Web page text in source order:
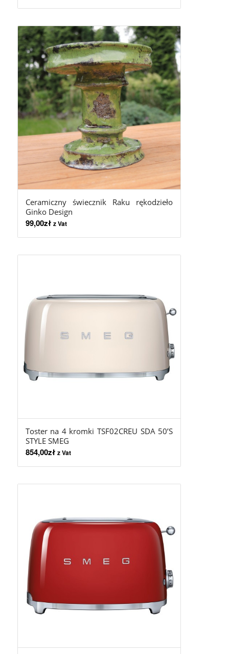
Ceramiczny świecznik Raku rękodzieło
Ginko Design
99,00zł z Vat
Toster na 4 kromki TSF02CREU SDA 50’S
STYLE SMEG
854,00zł z Vat